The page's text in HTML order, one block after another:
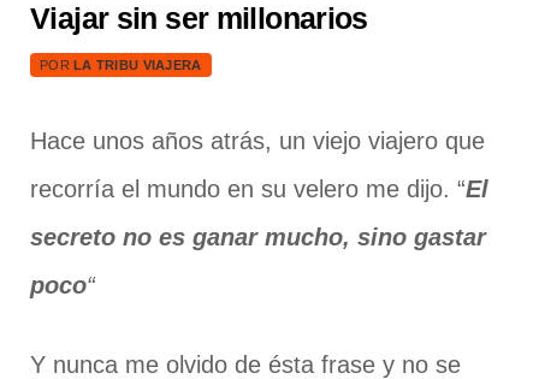
Viajar sin ser millonarios
POR LA TRIBU VIAJERA
Hace unos años atrás, un viejo viajero que
recorría el mundo en su velero me dijo. “El
secreto no es ganar mucho, sino gastar
poco“
Y nunca me olvido de ésta frase y no se